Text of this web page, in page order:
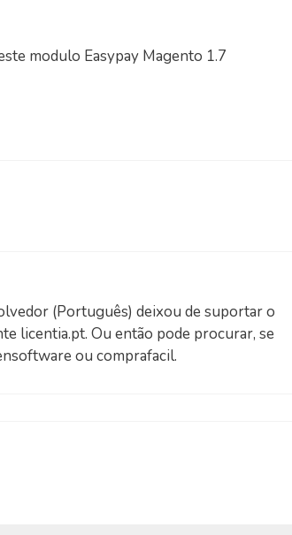
modulo Easypay Magento 1.7
(Português) deixou de suportar o
licentia.pt. Ou então pode procurar, se
ou comprafacil.